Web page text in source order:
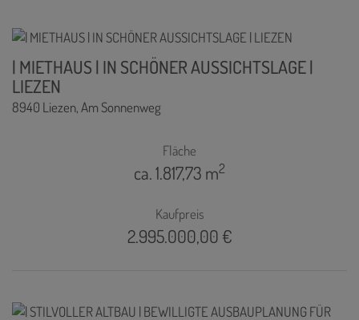
| MIETHAUS | IN SCHÖNER AUSSICHTSLAGE |
LIEZEN
8940 Liezen, Am Sonnenweg
Fläche
ca. 1.817,73 m2
Kaufpreis
2.995.000,00 €